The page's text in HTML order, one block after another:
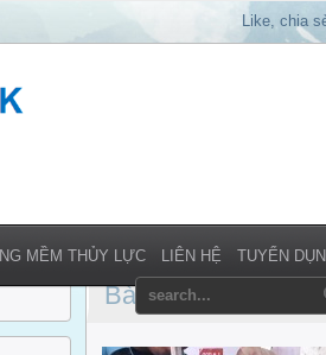
Bài viết liên quan
Like, chia
MỀM THỦY LỰC LIÊN HỆ TUYỂN